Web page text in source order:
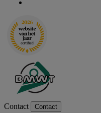
Contact Contact